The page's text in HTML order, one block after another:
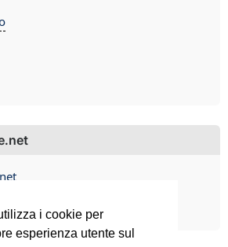
i cookie per
esperienza utente sul